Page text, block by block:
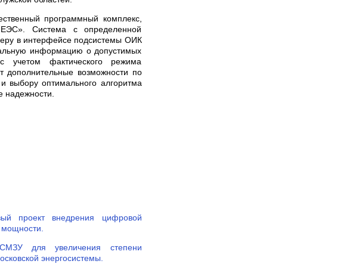
программный комплекс,
Система с определенной
в интерфейсе подсистемы ОИК
информацию о допустимых
фактического режима
дополнительные возможности по
выбору оптимального алгоритма
проект внедрения цифровой
для увеличения степени
энергосистемы.